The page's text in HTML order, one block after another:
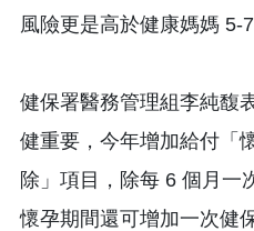
風險更是高於健康媽媽 5-7
健保署醫務管理組李純馥
健重要，今年增加給付「
除」項目，除每 6 個月一
懷孕期間還可增加一次健